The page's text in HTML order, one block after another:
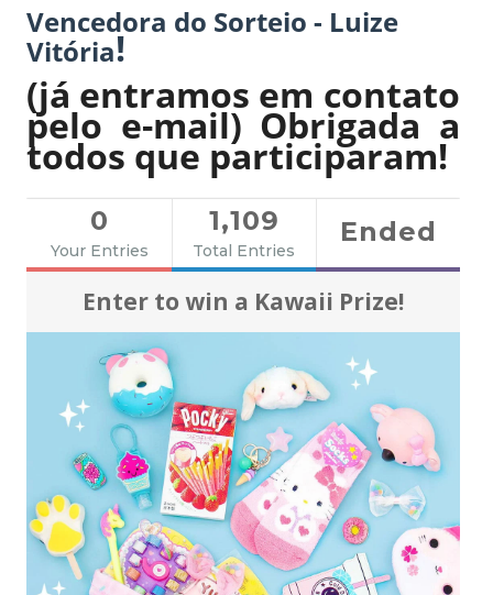
Vencedora do Sorteio - Luize
Vitória!
(já entramos em contato
pelo e-mail) Obrigada a
todos que participaram!